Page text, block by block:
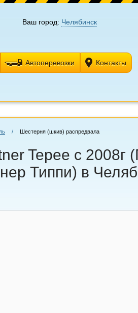
Ваш город: Челябинск
Автоперевозки Контакты
/ Шестерня (шкив) распредвала
Tepee с 2008г
Типпи) в